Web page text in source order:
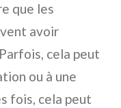
que les
avoir
cela peut
ou à une
fois, cela peut